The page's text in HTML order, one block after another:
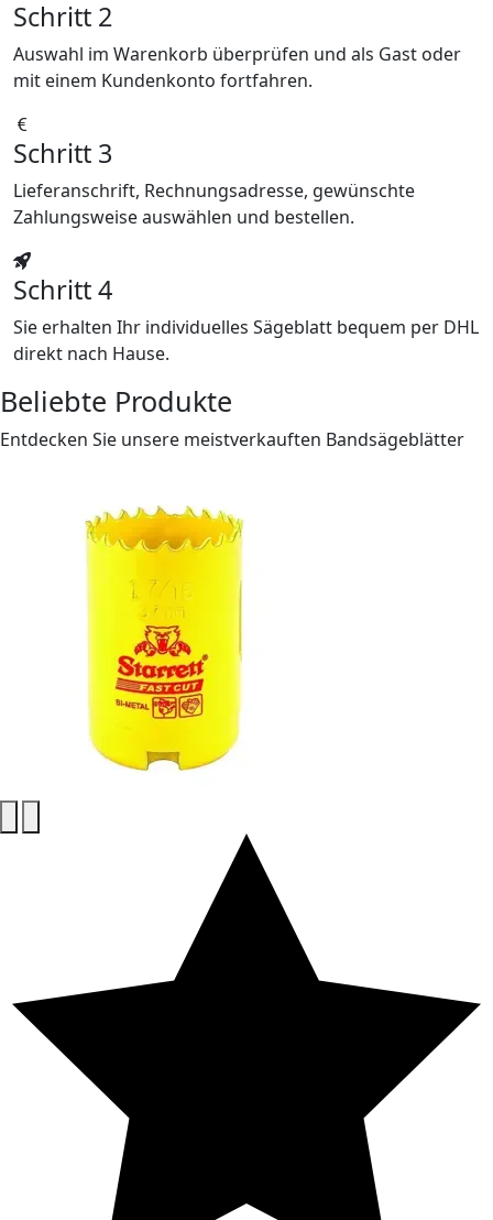
Schritt 2
Auswahl im Warenkorb überprüfen und als Gast oder
mit einem Kundenkonto fortfahren.
Schritt 3
Lieferanschrift, Rechnungsadresse, gewünschte
Zahlungsweise auswählen und bestellen.
Schritt 4
Sie erhalten Ihr individuelles Sägeblatt bequem per DHL
direkt nach Hause.
Beliebte Produkte
Entdecken Sie unsere meistverkauften Bandsägeblätter